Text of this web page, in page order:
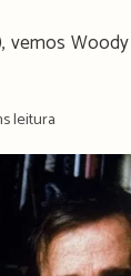
leitura